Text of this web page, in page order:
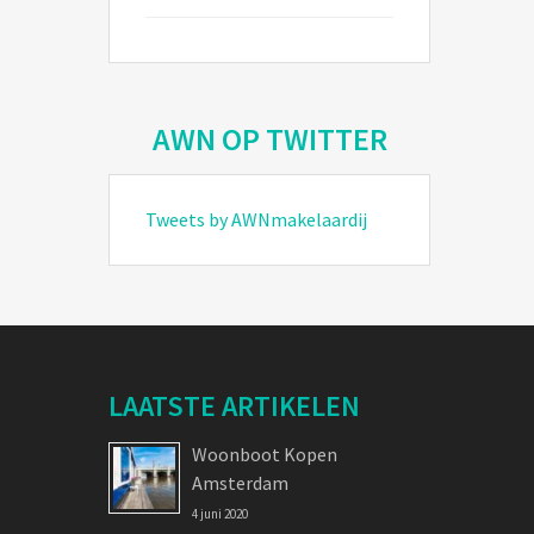
AWN OP TWITTER
Tweets by AWNmakelaardij
LAATSTE ARTIKELEN
Woonboot Kopen
Amsterdam
4 juni 2020